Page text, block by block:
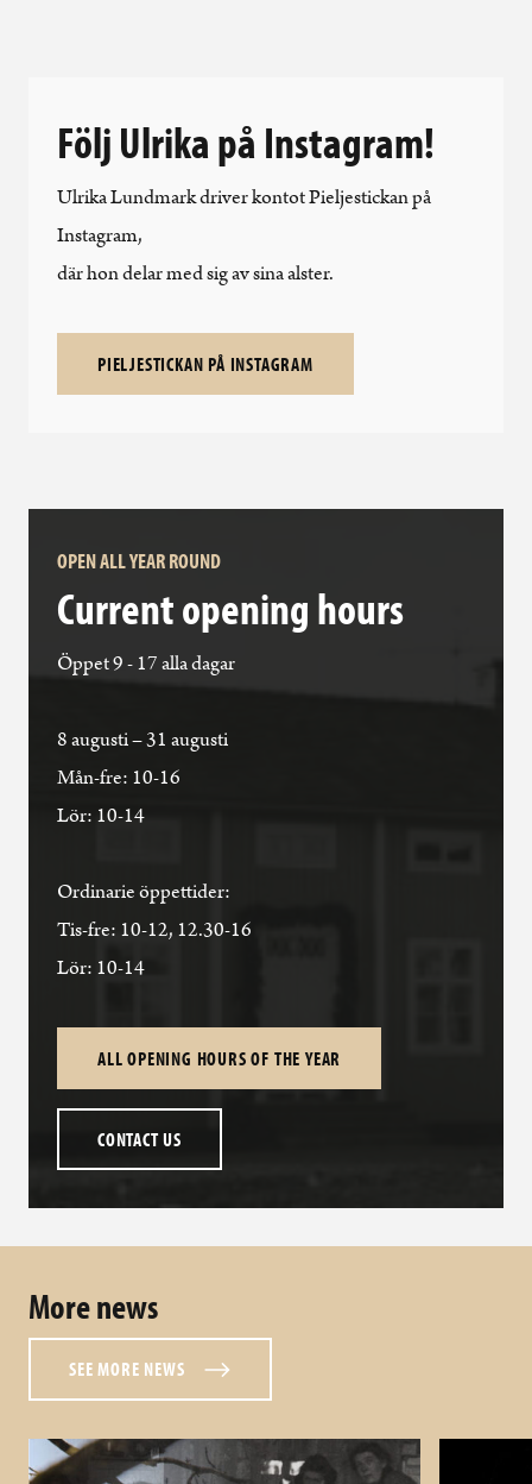
Följ Ulrika på Instagram!
Ulrika Lundmark driver kontot Pieljestickan på
Instagram,
där hon delar med sig av sina alster.
PIELJESTICKAN PÅ INSTAGRAM
OPEN ALL YEAR ROUND
Current opening hours
Öppet 9 - 17 alla dagar
8 augusti – 31 augusti
Mån-fre: 10-16
Lör: 10-14
Ordinarie öppettider:
Tis-fre: 10-12, 12.30-16
Lör: 10-14
ALL OPENING HOURS OF THE YEAR
CONTACT US
More news
SEE MORE NEWS